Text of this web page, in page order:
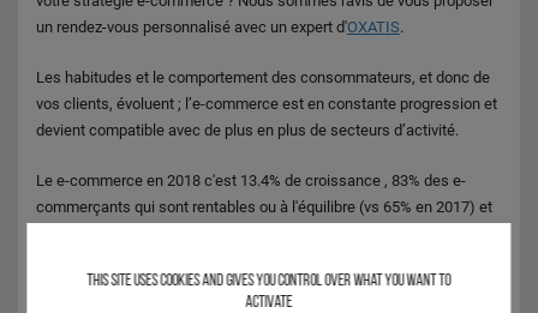
un rendez-vous personnalisé avec un expert d'OXATIS.
Les habitudes et le comportement des consommateurs, et donc de
vos clients, évoluent ; l’e-commerce est en constante progression et
devient compatible avec de plus en plus de secteurs d’activité.
Le e-commerce en 2018 c'est 13.4% de croissance , 83% des e-
commerçants qui sont rentables ou à l'équilibre (vs 65% en 2017) et
56% en 2016).This site uses cookies and gives you control over what you want to
activate